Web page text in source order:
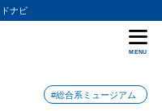
ナビ
MENU
#総合系ミュージアム
金